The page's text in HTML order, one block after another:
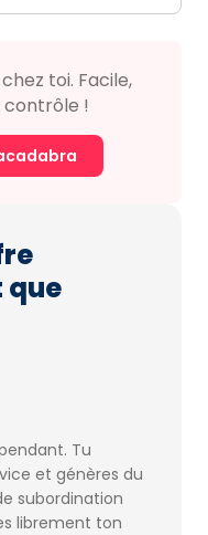
toi. Facile,
contrôle !
que
Tu
et génères du
subordination
librement ton